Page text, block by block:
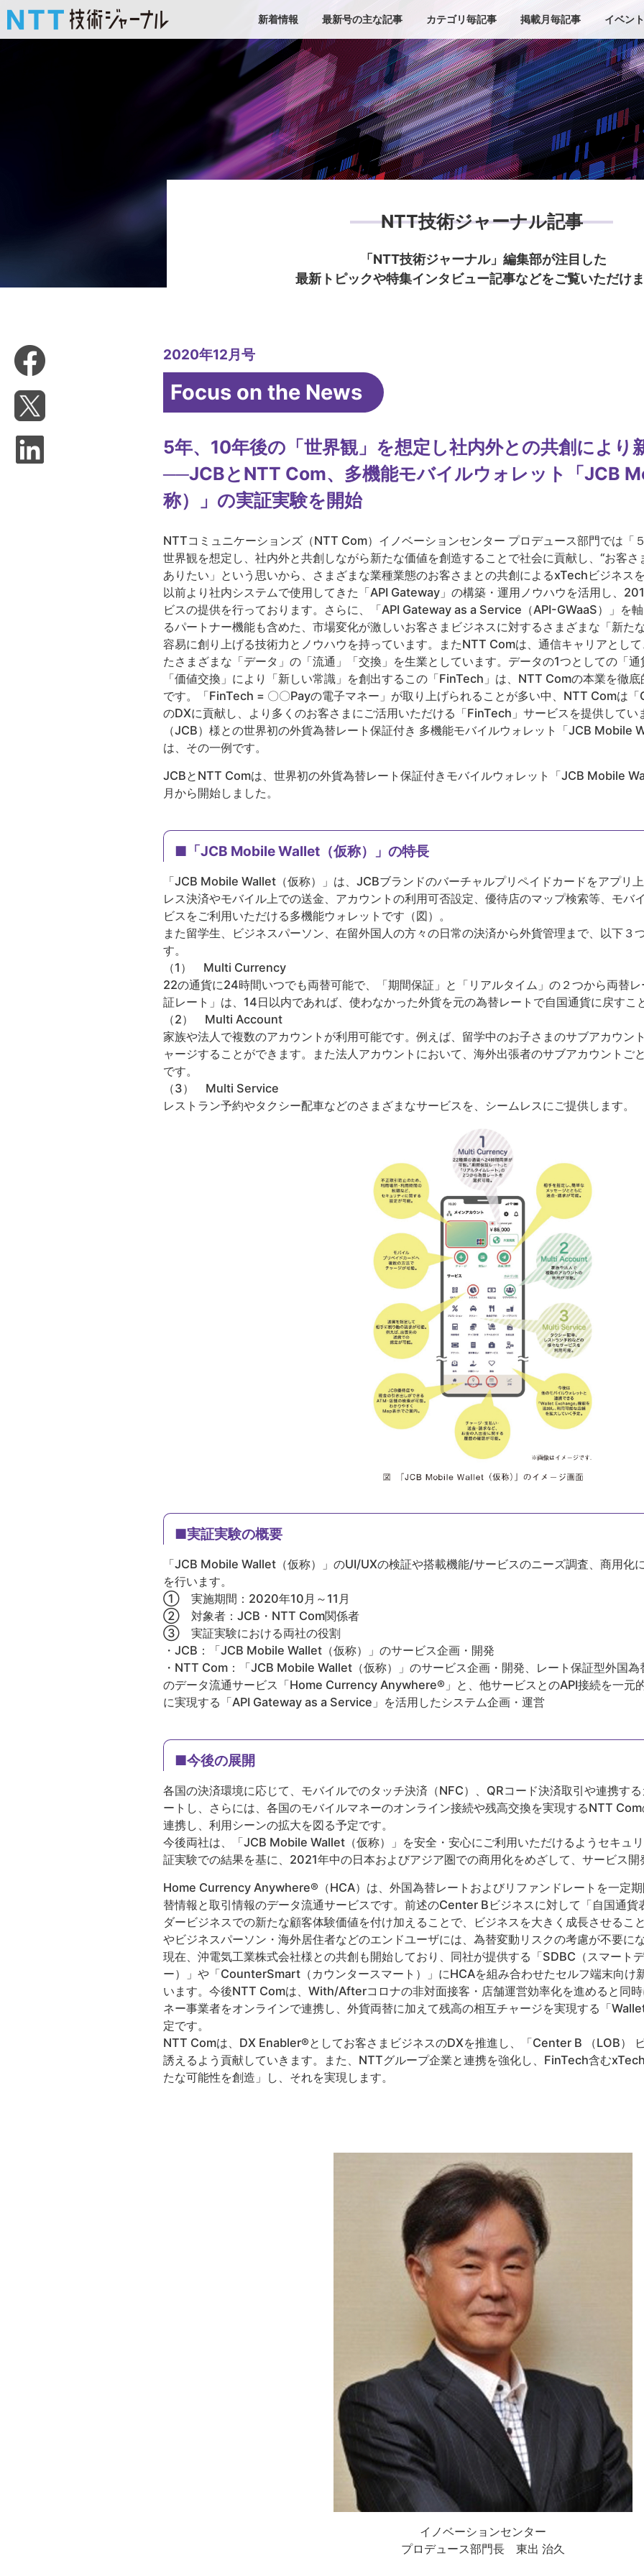
新着情報 最新号の主な記事 カテゴリ毎記事 掲載月毎記事 イベン
NTT技術ジャーナル記事
「NTT技術ジャーナル」編集部が注目した
最新トピックや特集インタビュー記事などをご覧いただけま
2020年12月号
Focus on the News
5年、10年後の「世界観」を想定し社内外との共創により
──JCBとNTT Com、多機能モバイルウォレット「JCB
称）」の実証実験を開始
NTTコミュニケーションズ（NTT Com）イノベーションセンター プロデュース部門では「
世界観を想定し、社内外と共創しながら新たな価値を創造することで社会に貢献し、“お客
ありたい」という思いから、さまざまな業種業態のお客さまとの共創によるxTechビジネス
以前より社内システムで使用してきた「API Gateway」の構築・運用ノウハウを活用し、
ビスの提供を行っております。さらに、「API Gateway as a Service（API-GWaaS）」を
るパートナー機能も含めた、市場変化が激しいお客さまビジネスに対するさまざまな「新た
容易に創り上げる技術力とノウハウを持っています。またNTT Comは、通信キャリアとし
たさまざまな「データ」の「流通」「交換」を生業としています。データの1つとしての「
「価値交換」により「新しい常識」を創出するこの「FinTech」は、NTT Comの本業を徹底
です。「FinTech = 〇〇Payの電子マネー」が取り上げられることが多い中、NTT Comは「
のDXに貢献し、より多くのお客さまにご活用いただける「FinTech」サービスを提供してい
（JCB）様との世界初の外貨為替レート保証付き 多機能モバイルウォレット「JCB Mobile
は、その一例です。
JCBとNTT Comは、世界初の外貨為替レート保証付きモバイルウォレット「JCB Mobile
月から開始しました。
■「JCB Mobile Wallet（仮称）」の特長
「JCB Mobile Wallet（仮称）」は、JCBブランドのバーチャルプリペイドカードをアプリ
レス決済やモバイル上での送金、アカウントの利用可否設定、優待店のマップ検索等、モバ
ビスをご利用いただける多機能ウォレットです（図）。
また留学生、ビジネスパーソン、在留外国人の方々の日常の決済から外貨管理まで、以下３
す。
（1） Multi Currency
22の通貨に24時間いつでも両替可能で、「期間保証」と「リアルタイム」の２つから両替
証レート」は、14日以内であれば、使わなかった外貨を元の為替レートで自国通貨に戻すこ
（2） Multi Account
家族や法人で複数のアカウントが利用可能です。例えば、留学中のお子さまのサブアカウン
ャージすることができます。また法人アカウントにおいて、海外出張者のサブアカウントご
です。
（3） Multi Service
レストラン予約やタクシー配車などのさまざまなサービスを、シームレスにご提供します。
■実証実験の概要
「JCB Mobile Wallet（仮称）」のUI/UXの検証や搭載機能/サービスのニーズ調査、商用化
を行います。
① 実施期間：2020年10月～11月
② 対象者：JCB・NTT Com関係者
③ 実証実験における両社の役割
・JCB：「JCB Mobile Wallet（仮称）」のサービス企画・開発
・NTT Com：「JCB Mobile Wallet（仮称）」のサービス企画・開発、レート保証型外
のデータ流通サービス「Home Currency Anywhere®」と、他サービスとのAPI接続を一元
に実現する「API Gateway as a Service」を活用したシステム企画・運営
■今後の展開
各国の決済環境に応じて、モバイルでのタッチ決済（NFC）、QRコード決済取引や連携す
ートし、さらには、各国のモバイルマネーのオンライン接続や残高交換を実現するNTT
連携し、利用シーンの拡大を図る予定です。
今後両社は、「JCB Mobile Wallet（仮称）」を安全・安心にご利用いただけるようセキュ
証実験での結果を基に、2021年中の日本およびアジア圏での商用化をめざして、サービス開
Home Currency Anywhere®（HCA）は、外国為替レートおよびリファンドレートを一定
替情報と取引情報のデータ流通サービスです。前述のCenter Bビジネスに対して「自国通貨
ダービジネスでの新たな顧客体験価値を付け加えることで、ビジネスを大きく成長させるこ
やビジネスパーソン・海外居住者などのエンドユーザには、為替変動リスクの考慮が不要にな
現在、沖電気工業株式会社様との共創も開始しており、同社が提供する「SDBC（スマート
ー）」や「CounterSmart（カウンタースマート）」にHCAを組み合わせたセルフ端末向け
います。今後NTT Comは、With/Afterコロナの非対面接客・店舗運営効率化を進めると同
ネー事業者をオンラインで連携し、外貨両替に加えて残高の相互チャージを実現する「
定です。
NTT Comは、DX Enabler®としてお客さまビジネスのDXを推進し、「Center B （LOB）
誘えるよう貢献していきます。また、NTTグループ企業と連携を強化し、FinTech含む
たな可能性を創造」し、それを実現します。
イノベーションセンター
プロデュース部門長 東出 治久